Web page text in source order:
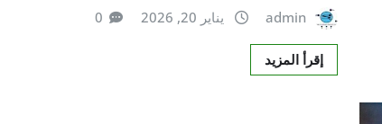
admin يناير 20, 2026 0
إقرأ المزيد